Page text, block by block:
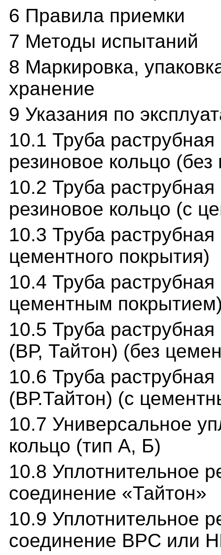
6 Правила приемки
7 Методы испытаний
8 Маркировка,
хранение
9 Указания по
10.1 Труба
резиновое кольцо
10.2 Труба
резиновое кольцо (с
10.3 Труба
цементного покрытия)
10.4 Труба
цементным
10.5 Труба
(ВР, Тайтон) (без
10.6 Труба
(ВР.Тайтон) (с
10.7 Универсальное
кольцо (тип А, Б)
10.8 Уплотнительное
соединение «Тайтон»
10.9 Уплотнительное
соединение ВРС или